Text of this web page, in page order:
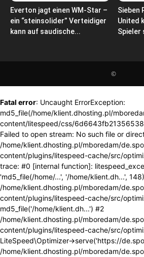
Everton jagt einen WM-Star –
ein “steinsolider” Verteidiger
kann auf saudische...
Sieben
United
Spieler
©
Fatal error: Uncaught ErrorException:
md5_file(/home/klient.dhosting.pl/
content/litespeed/css/
Failed to open stream: No such file or
/home/klient.dhosting.pl/mboredam/
content/plugins/litespeed-cache/src/
trace: #0 [internal function]:
'md5_file(/home/...', '/home/klient.dh...',
/home/klient.dhosting.pl/mboredam/
content/plugins/litespeed-cache/src/
md5_file('/home/klient.dh...') #2
/home/klient.dhosting.pl/mboredam/
content/plugins/litespeed-cache/src/
LiteSpeed\Optimizer->serve('https://
/home/klient.dhosting.pl/mboredam/